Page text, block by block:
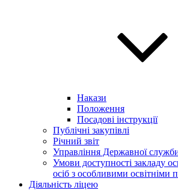
Накази
Положення
Посадові інструкції
Публічні закупівлі
Річний звіт
Управління Державної служби
Умови доступності закладу
осіб з особливими освітніми
Діяльність ліцею